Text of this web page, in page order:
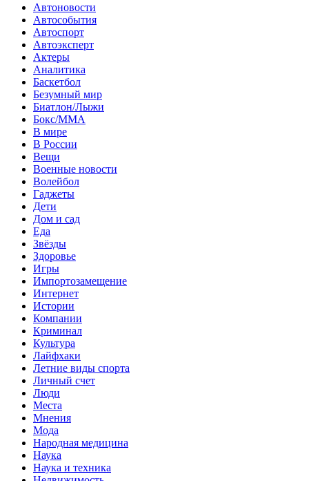
Автоновости
Автособытия
Автоспорт
Автоэксперт
Актеры
Аналитика
Баскетбол
Безумный мир
Биатлон/Лыжи
Бокс/MMA
В мире
В России
Вещи
Военные новости
Волейбол
Гаджеты
Дети
Дом и сад
Еда
Звёзды
Здоровье
Игры
Импортозамещение
Интернет
Истории
Компании
Криминал
Культура
Лайфхаки
Летние виды спорта
Личный счет
Люди
Места
Мнения
Мода
Народная медицина
Наука
Наука и техника